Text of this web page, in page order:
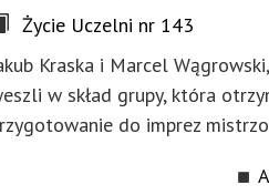
Życie Uczelni nr 143
Kraska i Marcel
w skład grupy, która
do imprez